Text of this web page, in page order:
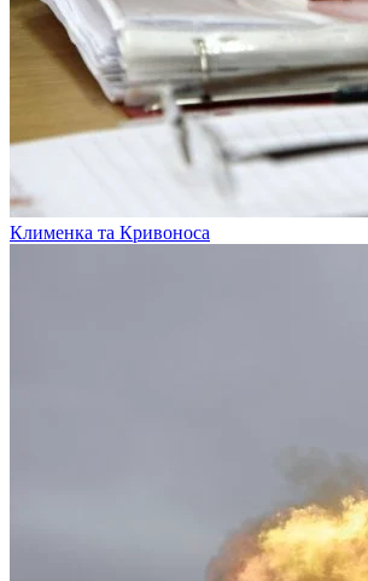
Клименка та Кривоноса